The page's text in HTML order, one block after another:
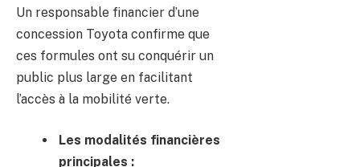
Un responsable financier d’une
concession Toyota confirme que
ces formules ont su conquérir un
public plus large en facilitant
l’accès à la mobilité verte.
Les modalités financières
principales :